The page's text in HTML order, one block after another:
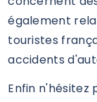
également
touristes
accidents
Enfin n'hésitez